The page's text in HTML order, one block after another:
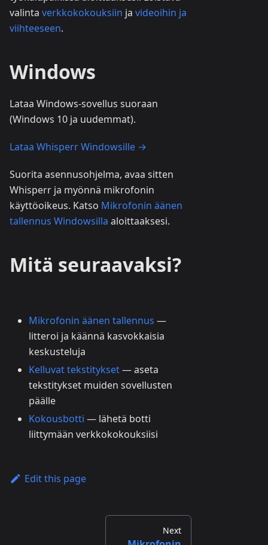
valinta verkkokokouksiin ja videoihin ja
viihteeseen.
Windows
Lataa Windows-sovellus suoraan
(Windows 10 ja uudemmat).
Lataa Whisperr Windowsille →
Suorita asennusohjelma, avaa sitten
Whisperr ja myönnä mikrofonin
käyttöoikeus. Katso Mikrofonin äänen
tallennus Windowsilla aloittaaksesi.
Mitä seuraavaksi?
Mikrofonin äänen tallennus —
litteroi ja käännä kasvokkaisia
keskusteluja
Kelluvat tekstitykset— aseta
tekstitykset muiden sovellusten
päälle
Kokousbotti — lähetä botti
liittymään verkkokokouksiisi
Edit this page
Next